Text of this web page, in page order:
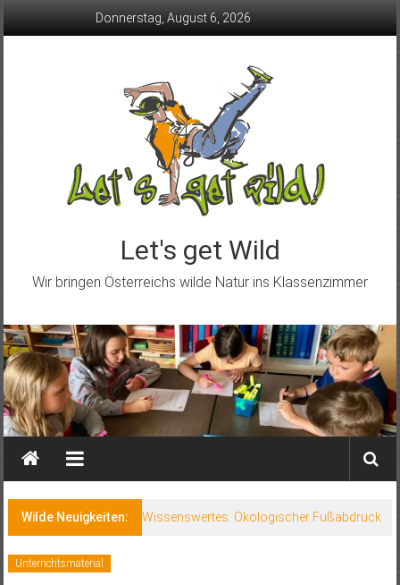
Donnerstag, August 6, 2026
Let's get Wild
Wir bringen Österreichs wilde Natur ins Klassenzimmer
Wilde Neuigkeiten: Wissenswertes: Ökologischer Fußabdruck
Unterrichtsmaterial